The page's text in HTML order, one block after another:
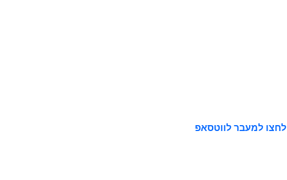
לחצו למעבר לווטסאפ